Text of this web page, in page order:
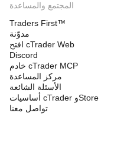
المجتمع والمساعدة
Traders First™
مدوّنة
افتح cTrader Web
Discord
خادم cTrader MCP
مركز المساعدة
الأسئلة الشائعة
أساسيات cTrader وStore
تواصل معنا